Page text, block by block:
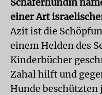
einer Art
Azit ist die
einem Helden des
Kinderbücher
Zahal hilft und
Hunde beschützten